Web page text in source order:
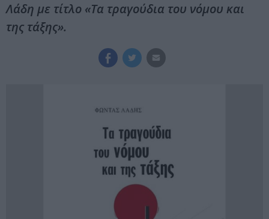
Λάδη με τίτλο «Τα τραγούδια του νόμου και
της τάξης».